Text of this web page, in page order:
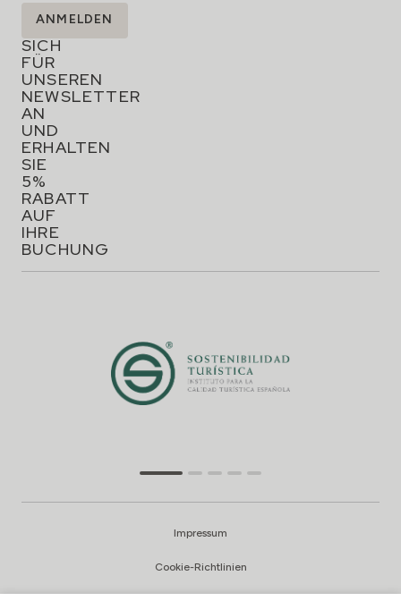
MELDEN
SIE
SICH
FÜR
UNSEREN
NEWSLETTER
AN
UND
ERHALTEN
SIE
5%
RABATT
AUF
IHRE
BUCHUNG
ANMELDEN
Impressum
Cookie-Richtlinien